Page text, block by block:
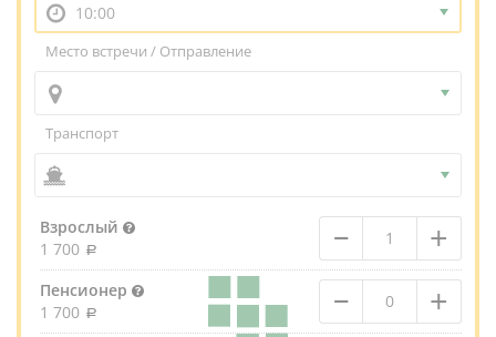
10:00
Место встречи / Отправление
Транспорт
Взрослый
1 700
– +
Пенсионер
1 700
– +